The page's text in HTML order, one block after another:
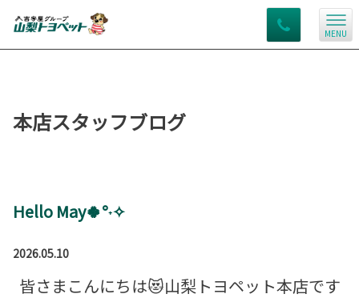
MENU
本店スタッフブログ
Hello May🍀°˖✧
2026.05.10
皆さまこんにちは😻山梨トヨペット本店です